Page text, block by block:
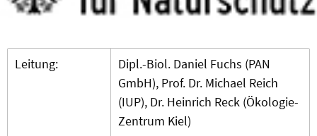
Leitung:
Dipl.-Biol. Daniel Fuchs (PAN
GmbH), Prof. Dr. Michael Reich
(IUP), Dr. Heinrich Reck (Ökologie-
Zentrum Kiel)